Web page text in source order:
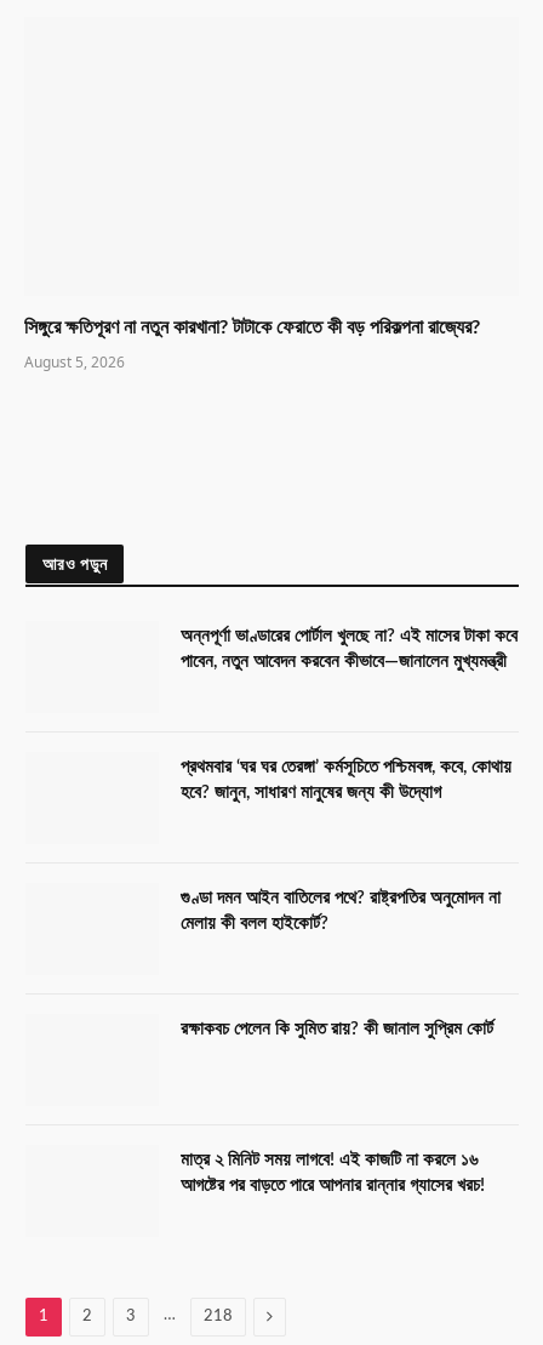
সিঙ্গুরে ক্ষতিপূরণ না নতুন কারখানা? টাটাকে ফেরাতে কী বড় পরিকল্পনা রাজ্যের?
August 5, 2026
আরও পড়ুন
অন্নপূর্ণা ভাণ্ডারের পোর্টাল খুলছে না? এই মাসের টাকা কবে
পাবেন, নতুন আবেদন করবেন কীভাবে—জানালেন মুখ্যমন্ত্রী
প্রথমবার ‘ঘর ঘর তেরঙ্গা’ কর্মসূচিতে পশ্চিমবঙ্গ, কবে, কোথায়
হবে? জানুন, সাধারণ মানুষের জন্য কী উদ্যোগ
গুণ্ডা দমন আইন বাতিলের পথে? রাষ্ট্রপতির অনুমোদন না
মেলায় কী বলল হাইকোর্ট?
রক্ষাকবচ পেলেন কি সুমিত রায়? কী জানাল সুপ্রিম কোর্ট
মাত্র ২ মিনিট সময় লাগবে! এই কাজটি না করলে ১৬
আগষ্টের পর বাড়তে পারে আপনার রান্নার গ্যাসের খরচ!
1 2 3 … 218 Next